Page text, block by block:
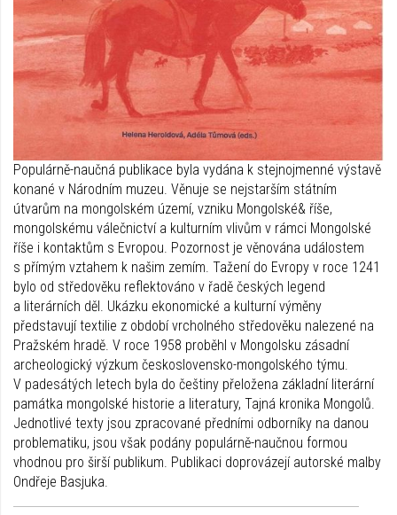
Populárně-naučná publikace byla vydána k stejnojmenné výstavě
konané v Národním muzeu. Věnuje se nejstarším státním
útvarům na mongolském území, vzniku Mongolské& říše,
mongolskému válečnictví a kulturním vlivům v rámci Mongolské
říše i kontaktům s Evropou. Pozornost je věnována událostem
s přímým vztahem k našim zemím. Tažení do Evropy v roce 1241
bylo od středověku reflektováno v řadě českých legend
a literárních děl. Ukázku ekonomické a kulturní výměny
představují textilie z období vrcholného středověku nalezené na
Pražském hradě. V roce 1958 proběhl v Mongolsku zásadní
archeologický výzkum československo-mongolského týmu.
V padesátých letech byla do češtiny přeložena základní literární
památka mongolské historie a literatury, Tajná kronika Mongolů.
Jednotlivé texty jsou zpracované předními odborníky na danou
problematiku, jsou však podány populárně-naučnou formou
vhodnou pro širší publikum. Publikaci doprovázejí autorské malby
Ondřeje Basjuka.